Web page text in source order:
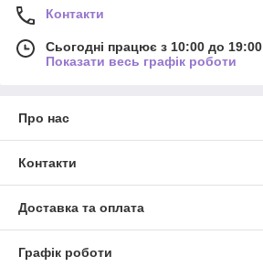
Контакти
Сьогодні працює з 10:00 до 19:00
Показати весь графік роботи
Про нас
Контакти
Доставка та оплата
Графік роботи